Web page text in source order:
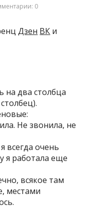
0
Дзен ВК и
на два столбца
Не звонила, не
всегда очень
я работала еще
всякое там
местами